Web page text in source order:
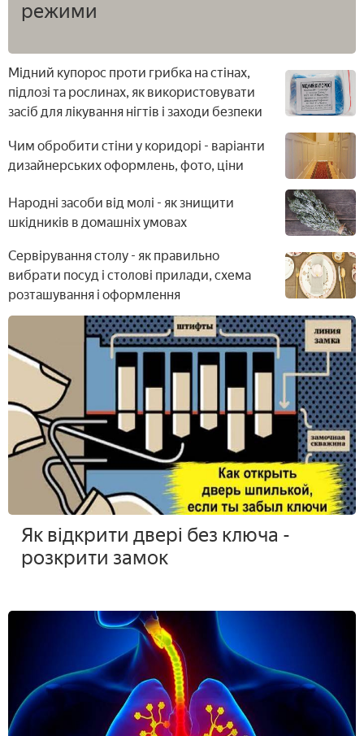
режими
Мідний купорос проти грибка на стінах,
підлозі та рослинах, як використовувати
засіб для лікування нігтів і заходи безпеки
Чим обробити стіни у коридорі - варіанти
дизайнерських оформлень, фото, ціни
Народні засоби від молі - як знищити
шкідників в домашніх умовах
Сервірування столу - як правильно
вибрати посуд і столові прилади, схема
розташування і оформлення
Як відкрити двері без ключа -
розкрити замок